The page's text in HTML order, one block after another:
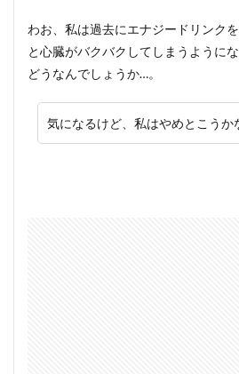
わお、私は過去にエナジードリンク
と心臓がバクバクしてしまうように
どうなんでしょうか…。
気になるけど、私はやめとこうか